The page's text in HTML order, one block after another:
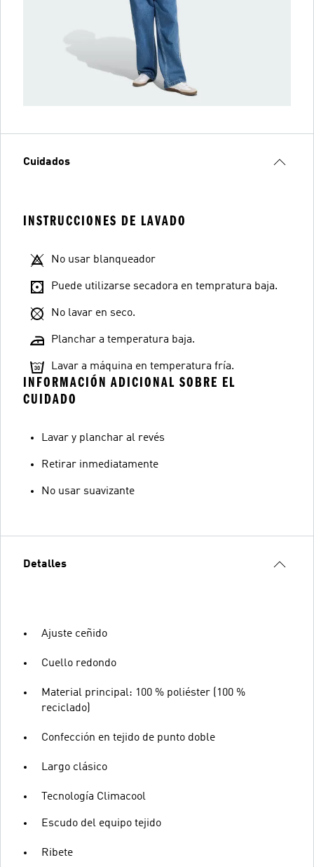
Cuidados
INSTRUCCIONES DE LAVADO
No usar blanqueador
Puede utilizarse secadora en tempratura baja.
No lavar en seco.
Planchar a temperatura baja.
Lavar a máquina en temperatura fría.
INFORMACIÓN ADICIONAL SOBRE EL
CUIDADO
Lavar y planchar al revés
Retirar inmediatamente
No usar suavizante
Detalles
Ajuste ceñido
Cuello redondo
Material principal: 100 % poliéster (100 %
reciclado)
Confección en tejido de punto doble
Largo clásico
Tecnología Climacool
Escudo del equipo tejido
Ribete